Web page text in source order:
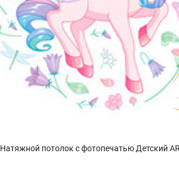
Натяжной потолок с фотопечатью Детский